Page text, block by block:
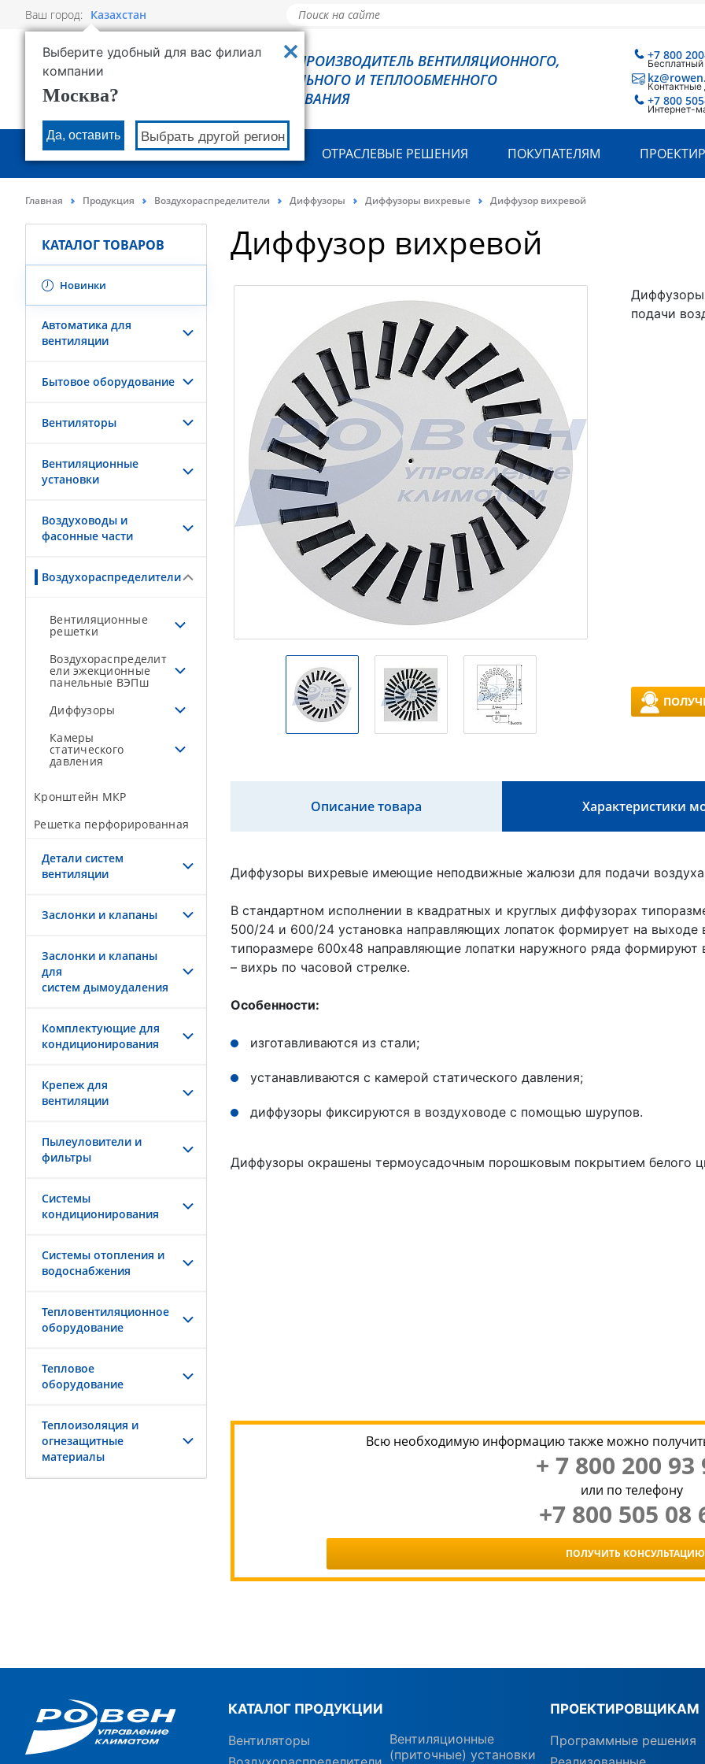
Ваш город: Казахстан
Выберите удобный для вас филиал
компании
Москва?
Да, оставить Выбрать другой регион
РОВЕН - ПРОИЗВОДИТЕЛЬ ВЕНТИЛЯЦИОННОГО,
ХОЛОДИЛЬНОГО И ТЕПЛООБМЕННОГО
ОБОРУДОВАНИЯ
+7 800
+7 800
Интернет-
О КОМПАНИИ ПРОДУКЦИЯ ОТРАСЛЕВЫЕ РЕШЕНИЯ ПОКУПАТЕЛЯМ
Главная Продукция Воздухораспределители Диффузоры Диффузоры вихревые Диффузор вихревой
КАТАЛОГ ТОВАРОВ
Новинки
Автоматика для
вентиляции
Бытовое оборудование
Вентиляторы
Вентиляционные
установки
Воздуховоды и
фасонные части
Воздухораспределители
Вентиляционные
решетки
Воздухораспределит
ели эжекционные
панельные ВЭПш
Диффузоры
Камеры
статического
давления
Кронштейн МКР
Решетка перфорированная
Детали систем
вентиляции
Заслонки и клапаны
Заслонки и клапаны
для
систем дымоудаления
Комплектующие для
кондиционирования
Крепеж для
вентиляции
Пылеуловители и
фильтры
Системы
кондиционирования
Системы отопления и
водоснабжения
Тепловентиляционное
оборудование
Тепловое
оборудование
Теплоизоляция и
огнезащитные
материалы
Диффузор вихревой
подачи
Описание товара Характеристики
Диффузоры вихревые имеющие неподвижные жалюзи для подачи
В стандартном исполнении в квадратных и круглых диффузорах
500/24 и 600/24 установка направляющих лопаток формирует на
типоразмере 600x48 направляющие лопатки наружного ряда формируют
– вихрь по часовой стрелке.
Особенности:
изготавливаются из стали;
устанавливаются с камерой статического давления;
диффузоры фиксируются в воздуховоде с помощью шурупов.
Диффузоры окрашены термоусадочным порошковым покрытием белого
Всю необходимую информацию также можно
+ 7 800 200 93
или по телефону
+7 800 505 08
ПОЛУЧИТЬ КОНСУЛЬТАЦИЮ
КАТАЛОГ ПРОДУКЦИИ
Вентиляторы
Вентиляционные
(приточные) установки
ПРОЕКТИРОВЩИКАМ
Программные решения